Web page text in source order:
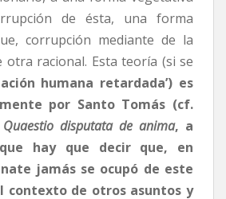
de ésta, una forma
corrupción mediante de la
otra racional. Esta teoría (si se
humana retardada’) es
por Santo Tomás (cf.
Quaestio disputata de anima, a
hay que decir que, en
jamás se ocupó de este
contexto de otros asuntos y